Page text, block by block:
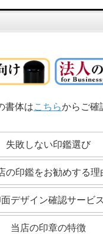
書体はこちらからご確
失敗しない印鑑選び
の印鑑をお勧めする理
デザイン確認サービス
当店の印章の特徴